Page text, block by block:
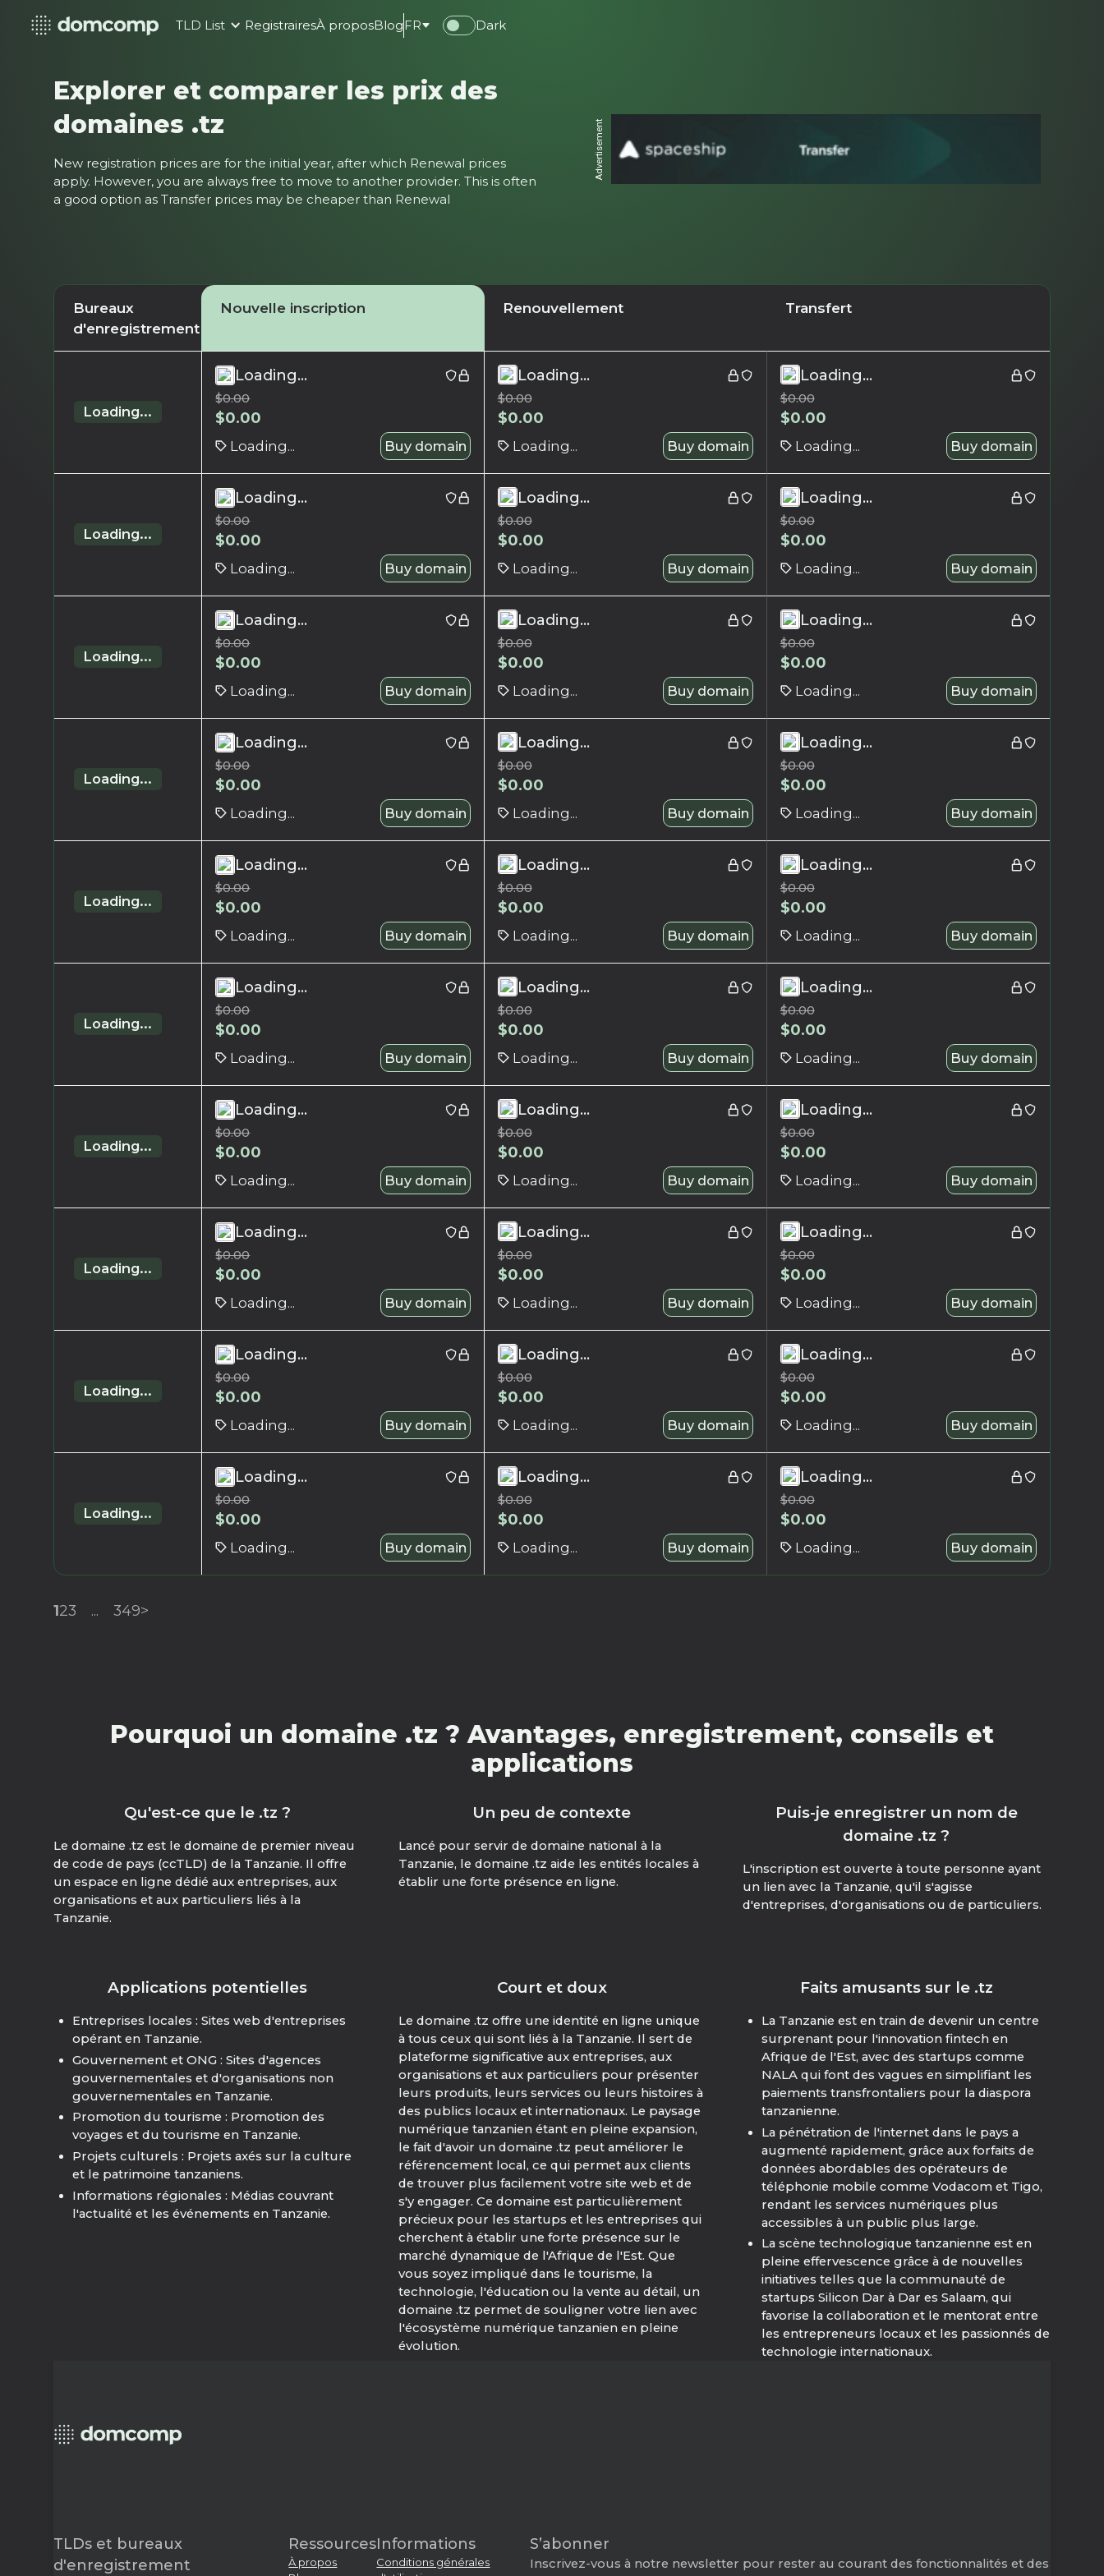
TLD List RegistrairesÀ proposBlog FR Dark
Explorer et comparer les prix des
domaines .tz
New registration prices are for the initial year, after which Renewal prices
apply. However, you are always free to move to another provider. This is often
a good option as Transfer prices may be cheaper than Renewal
Advertisement
Bureaux
d'enregistrement
Nouvelle inscription Renouvellement Transfert
Loading...
Loading...
$0.00
$0.00
Loading... Buy domain
Loading...
$0.00
$0.00
Loading... Buy domain
Loading...
$0.00
$0.00
Loading... Buy domain
Loading...
Loading...
$0.00
$0.00
Loading... Buy domain
Loading...
$0.00
$0.00
Loading... Buy domain
Loading...
$0.00
$0.00
Loading... Buy domain
Loading...
Loading...
$0.00
$0.00
Loading... Buy domain
Loading...
$0.00
$0.00
Loading... Buy domain
Loading...
$0.00
$0.00
Loading... Buy domain
Loading...
Loading...
$0.00
$0.00
Loading... Buy domain
Loading...
$0.00
$0.00
Loading... Buy domain
Loading...
$0.00
$0.00
Loading... Buy domain
Loading...
Loading...
$0.00
$0.00
Loading... Buy domain
Loading...
$0.00
$0.00
Loading... Buy domain
Loading...
$0.00
$0.00
Loading... Buy domain
Loading...
Loading...
$0.00
$0.00
Loading... Buy domain
Loading...
$0.00
$0.00
Loading... Buy domain
Loading...
$0.00
$0.00
Loading... Buy domain
Loading...
Loading...
$0.00
$0.00
Loading... Buy domain
Loading...
$0.00
$0.00
Loading... Buy domain
Loading...
$0.00
$0.00
Loading... Buy domain
Loading...
Loading...
$0.00
$0.00
Loading... Buy domain
Loading...
$0.00
$0.00
Loading... Buy domain
Loading...
$0.00
$0.00
Loading... Buy domain
Loading...
Loading...
$0.00
$0.00
Loading... Buy domain
Loading...
$0.00
$0.00
Loading... Buy domain
Loading...
$0.00
$0.00
Loading... Buy domain
Loading...
Loading...
$0.00
$0.00
Loading... Buy domain
Loading...
$0.00
$0.00
Loading... Buy domain
Loading...
$0.00
$0.00
Loading... Buy domain
123 ... 349>
Pourquoi un domaine .tz ? Avantages, enregistrement, conseils et
applications
Qu'est-ce que le .tz ?
Le domaine .tz est le domaine de premier niveau
de code de pays (ccTLD) de la Tanzanie. Il offre
un espace en ligne dédié aux entreprises, aux
organisations et aux particuliers liés à la
Tanzanie.
Un peu de contexte
Lancé pour servir de domaine national à la
Tanzanie, le domaine .tz aide les entités locales à
établir une forte présence en ligne.
Puis-je enregistrer un nom de
domaine .tz ?
L'inscription est ouverte à toute personne ayant
un lien avec la Tanzanie, qu'il s'agisse
d'entreprises, d'organisations ou de particuliers.
Applications potentielles
Entreprises locales : Sites web d'entreprises
opérant en Tanzanie.
Gouvernement et ONG : Sites d'agences
gouvernementales et d'organisations non
gouvernementales en Tanzanie.
Promotion du tourisme : Promotion des
voyages et du tourisme en Tanzanie.
Projets culturels : Projets axés sur la culture
et le patrimoine tanzaniens.
Informations régionales : Médias couvrant
l'actualité et les événements en Tanzanie.
Court et doux
Le domaine .tz offre une identité en ligne unique
à tous ceux qui sont liés à la Tanzanie. Il sert de
plateforme significative aux entreprises, aux
organisations et aux particuliers pour présenter
leurs produits, leurs services ou leurs histoires à
des publics locaux et internationaux. Le paysage
numérique tanzanien étant en pleine expansion,
le fait d'avoir un domaine .tz peut améliorer le
référencement local, ce qui permet aux clients
de trouver plus facilement votre site web et de
s'y engager. Ce domaine est particulièrement
précieux pour les startups et les entreprises qui
cherchent à établir une forte présence sur le
marché dynamique de l'Afrique de l'Est. Que
vous soyez impliqué dans le tourisme, la
technologie, l'éducation ou la vente au détail, un
domaine .tz permet de souligner votre lien avec
l'écosystème numérique tanzanien en pleine
évolution.
Faits amusants sur le .tz
La Tanzanie est en train de devenir un centre
surprenant pour l'innovation fintech en
Afrique de l'Est, avec des startups comme
NALA qui font des vagues en simplifiant les
paiements transfrontaliers pour la diaspora
tanzanienne.
La pénétration de l'internet dans le pays a
augmenté rapidement, grâce aux forfaits de
données abordables des opérateurs de
téléphonie mobile comme Vodacom et Tigo,
rendant les services numériques plus
accessibles à un public plus large.
La scène technologique tanzanienne est en
pleine effervescence grâce à de nouvelles
initiatives telles que la communauté de
startups Silicon Dar à Dar es Salaam, qui
favorise la collaboration et le mentorat entre
les entrepreneurs locaux et les passionnés de
technologie internationaux.
TLDs et bureaux
d'enregistrement
Ressources
À propos
Informations
Conditions générales
S’abonner
Inscrivez-vous à notre newsletter pour rester au courant des fonctionnalités et des